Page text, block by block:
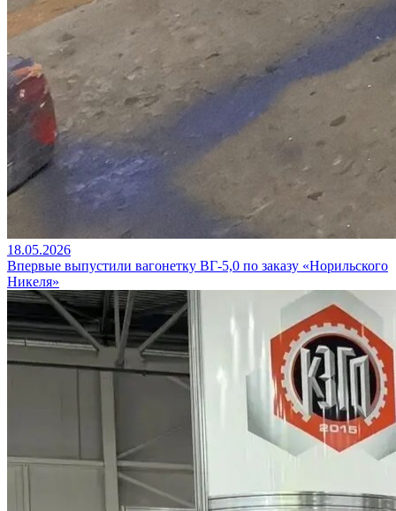
18.05.2026
Впервые выпустили вагонетку ВГ‑5,0 по заказу «Норильского
Никеля»